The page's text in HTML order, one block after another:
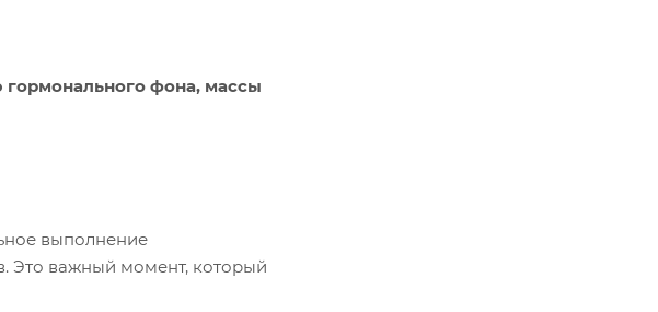
фона, массы
выполнение
Это важный момент, который